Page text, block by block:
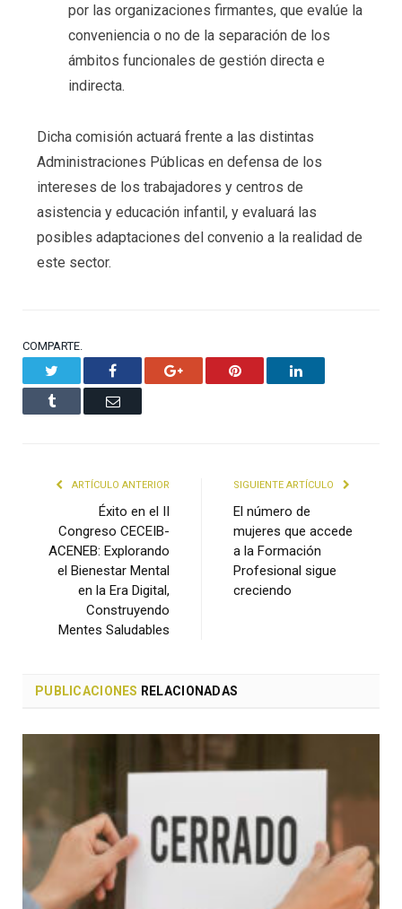
por las organizaciones firmantes, que evalúe la
conveniencia o no de la separación de los
ámbitos funcionales de gestión directa e
indirecta.
Dicha comisión actuará frente a las distintas
Administraciones Públicas en defensa de los
intereses de los trabajadores y centros de
asistencia y educación infantil, y evaluará las
posibles adaptaciones del convenio a la realidad de
este sector.
COMPARTE.
Facebook Google+ Pinterest LinkedIn
Tumblr Email
ARTÍCULO ANTERIOR
Éxito en el II
Congreso CECEIB-
ACENEB: Explorando
el Bienestar Mental
en la Era Digital,
Construyendo
Mentes Saludables
SIGUIENTE ARTÍCULO
El número de
mujeres que accede
a la Formación
Profesional sigue
creciendo
PUBLICACIONES RELACIONADAS